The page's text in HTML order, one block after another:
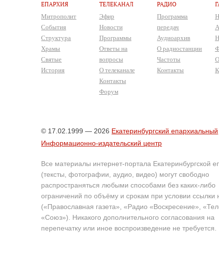
ЕПАРХИЯ
Митрополит
События
Структура
Храмы
Святые
История
ТЕЛЕКАНАЛ
Эфир
Новости
Программы
Ответы на
вопросы
О телеканале
Контакты
Форум
РАДИО
Программа
передач
Аудиоархив
О радиостанции
Частоты
Контакты
© 17.02.1999 — 2026 Екатеринбургский епархиальный
Информационно-издательский центр
Все материалы интернет-портала Екатеринбургской
(тексты, фотографии, аудио, видео) могут свободно
распространяться любыми способами без каких-либо
ограничений по объёму и срокам при условии ссылки
(«Православная газета», «Радио «Воскресение»,
«Союз»). Никакого дополнительного согласования на
перепечатку или иное воспроизведение не требуется.